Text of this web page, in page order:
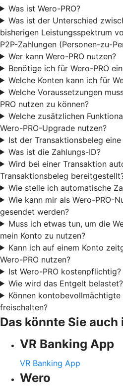
Was ist Wero-PRO?
Was ist der Unterschied
bisherigen Leistungsspektrum
P2P-Zahlungen (Personen-zu-
Wer kann Wero-PRO nutzen?
Benötige ich für Wero-PRO
Welche Konten kann ich für
Welche Voraussetzungen
PRO nutzen zu können?
Welche zusätzlichen
Wero-PRO-Upgrade nutzen?
Ist der Transaktionsbeleg
Was ist die Zahlungs-ID?
Wird bei einer Transaktion
Transaktionsbeleg
Wie stelle ich automatische
Wie kann mir als Wero-PRO-
gesendet werden?
Muss ich etwas tun, um die
mein Konto zu nutzen?
Kann ich auf einem Konto
Wero-PRO nutzen?
Ist Wero-PRO kostenpflichtig?
Wie wird das Entgelt belastet?
Können kontobevollmächtigte
freischalten?
Das könnte Sie
VR Banking App
VR Banking App
Wero